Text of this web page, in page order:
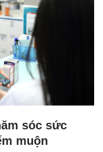
sóc sức
muộn